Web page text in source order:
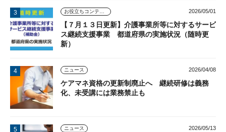
お役立ちコンテンツ 2026/05/01
【７月１３日更新】介護事業所等に対するサービ
ス継続支援事業 都道府県の実施状況（随時更
新）
ニュース 2026/04/08
ケアマネ資格の更新制廃止へ 継続研修は義務
化、未受講には業務禁止も
ニュース 2026/05/13